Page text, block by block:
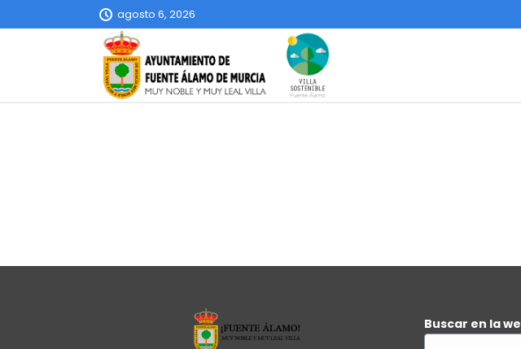
agosto 6, 2026
Buscar en la